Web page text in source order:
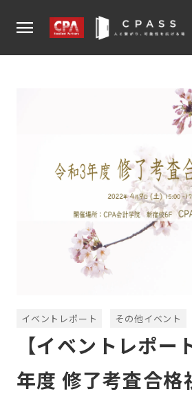
menu
イベントレポート その他イベント
【イベントレポー
年度 修了考査合格